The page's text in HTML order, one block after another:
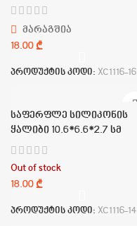
მარაგშია
₾
პროდუქტის კოდი: XC1116-16
საფერფლე სილიკონის
ყალიბი 10.6*6.6*2.7 სმ
Out of stock
₾
პროდუქტის კოდი: XC1116-14